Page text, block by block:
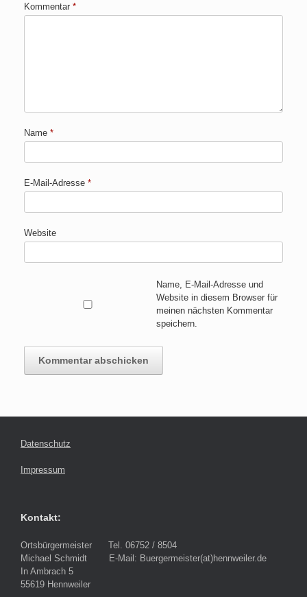
Kommentar *
Name *
E-Mail-Adresse *
Website
Name, E-Mail-Adresse und
Website in diesem Browser für
meinen nächsten Kommentar
speichern.
Datenschutz
Impressum
Kontakt:
Ortsbürgermeister Tel. 06752 / 8504
Michael Schmidt E-Mail: Buergermeister(at)hennweiler.de
In Ambrach 5
55619 Hennweiler